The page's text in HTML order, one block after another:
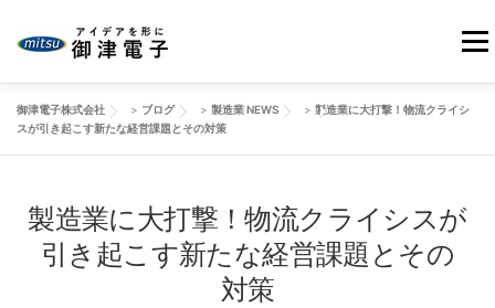
ン
メニ
HOME 当社の強み
会社情報 製品事例 改善動画 ブログ
御津電子株式会社 > ブログ > 製造業 NEWS > 製造業に大打撃！物流クライシ
スが引き起こす新たな経営課題とその対策
製造業に大打撃！物流クライシスが
引き起こす新たな経営課題とその
対策